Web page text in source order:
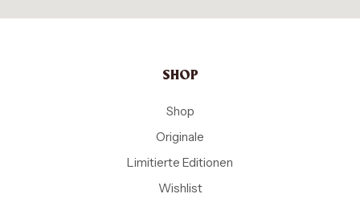
SHOP
Shop
Originale
Limitierte Editionen
Wishlist